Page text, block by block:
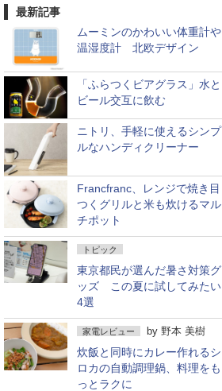
最新記事
ムーミンのかわいい体重計や
温湿度計 北欧デザイン
「ふらつくビアグラス」水と
ビール交互に飲む
ニトリ、手軽に使えるシンプ
ルなハンディクリーナー
Francfranc、レンジで焼き目
つくグリルと米も炊けるマル
チポット
トピック
東京都民が選んだ暑さ対策グ
ッズ この夏に試してみたい
4選
家電レビュー by 野本 美樹
炊飯と同時にカレー作れるシ
ロカの自動調理鍋、料理をも
っとラクに